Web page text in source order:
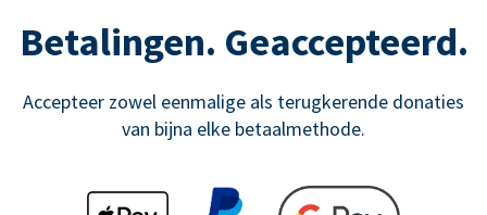
Betalingen. Geaccepteerd.
Accepteer zowel eenmalige als terugkerende donaties
van bijna elke betaalmethode.